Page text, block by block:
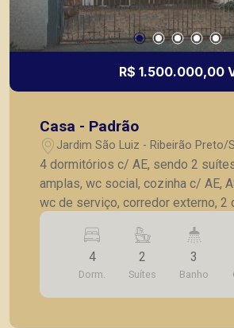
R$ 1.500.000,00
Casa - Padrão
Jardim São Luiz - Ribeirão Preto/
4 dormitórios c/ AE, sendo 2
amplas, wc social, cozinha c/ AE,
wc de serviço, corredor externo, 2
quintal c/ área de lazer c/
5 vagas de garagem.
4
Dorm.
2
Suítes
3
Banho